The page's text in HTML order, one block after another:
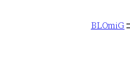
BLOmiG